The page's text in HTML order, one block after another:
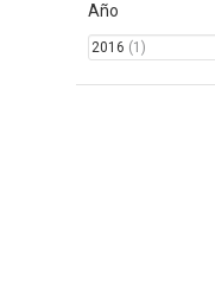
Año
2016 (1)